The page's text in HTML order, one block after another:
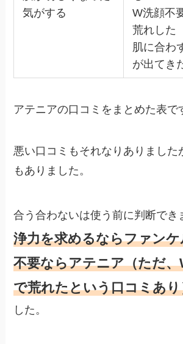
気がする
W洗顔不
荒れした
肌に合わ
が出てき
アテニアの口コミをまとめた表で
悪い口コミもそれなりありました
もありました。
合う合わないは使う前に判断でき
浄力を求めるならファン
不要ならアテニア（ただ
で荒れたという口コミあ
した。